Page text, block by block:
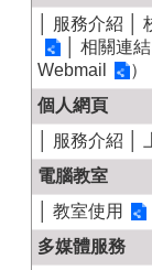
我
們
服務介紹
│ 相關連
Webmail
）
個人網頁
服務介紹
電腦教室
教室使用
多媒體服務